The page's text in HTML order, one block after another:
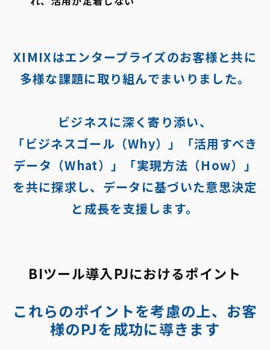
XIMIXはエンタープライズのお客様と共に
多様な課題に取り組んでまいりました。
ビジネスに深く寄り添い、
「ビジネスゴール（Why）」「活用すべき
データ（What）」「実現方法（How）」
を共に探求し、データに基づいた意思決定
と成長を支援します。
BIツール導入PJにおけるポイント
これらのポイントを考慮の上、お客
様のPJを成功に導きます